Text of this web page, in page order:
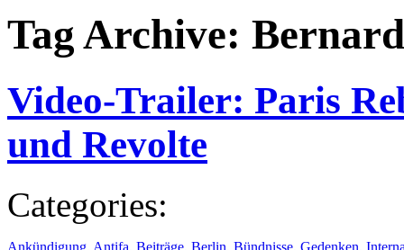
Tag Archive:
Video-Trailer: Paris
und Revolte
Categories:
Ankündigung, Antifa, Beiträge, Berlin, Bündnisse, Gedenken,